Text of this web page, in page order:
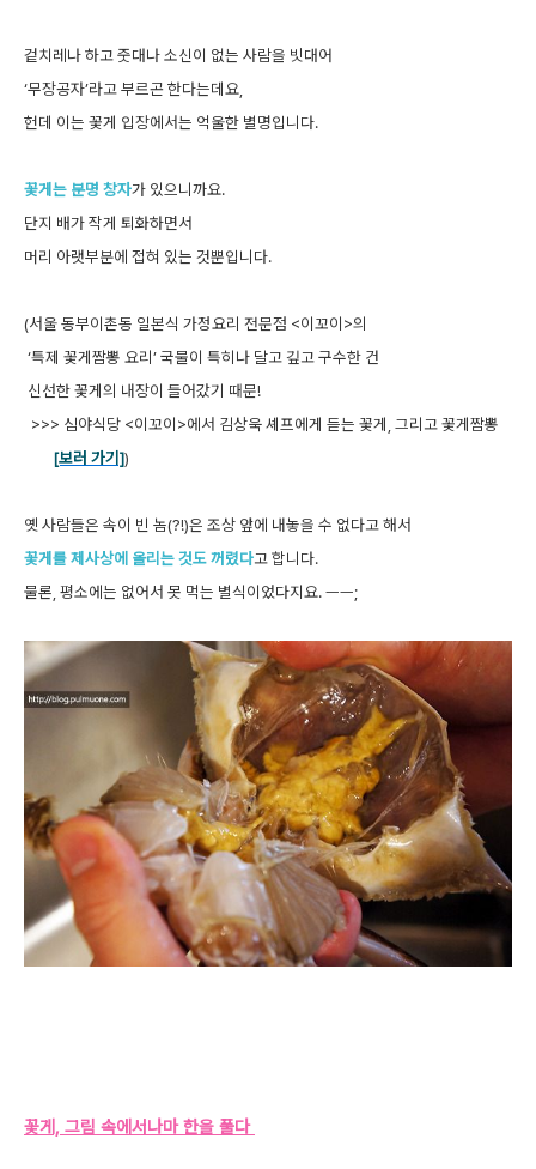
겉치레나 하고 줏대나 소신이 없는 사람을 빗대어
‘무장공자’라고 부르곤 한다는데요,
헌데 이는 꽃게 입장에서는 억울한 별명입니다.
꽃게는 분명 창자가 있으니까요.
단지 배가 작게 퇴화하면서
머리 아랫부분에 접혀 있는 것뿐입니다.
(서울 동부이촌동 일본식 가정요리 전문점 <이꼬이>의
‘특제 꽃게짬뽕 요리’ 국물이 특히나 달고 깊고 구수한 건
신선한 꽃게의 내장이 들어갔기 때문!
>>> 심야식당 <이꼬이>에서 김상욱 셰프에게 듣는 꽃게, 그리고 꽃게짬뽕
[보러 가기])
옛 사람들은 속이 빈 놈(?!)은 조상 앞에 내놓을 수 없다고 해서
꽃게를 제사상에 올리는 것도 꺼렸다고 합니다.
물론, 평소에는 없어서 못 먹는 별식이었다지요. ㅡㅡ;
꽃게, 그림 속에서나마 한을 풀다